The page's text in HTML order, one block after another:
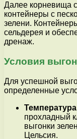
Далее корневища
контейнеры с
зелени.
сельдерея и
дренаж.
Условия
Для успешной
определенные
прохладный
выгонки
Цельсия.